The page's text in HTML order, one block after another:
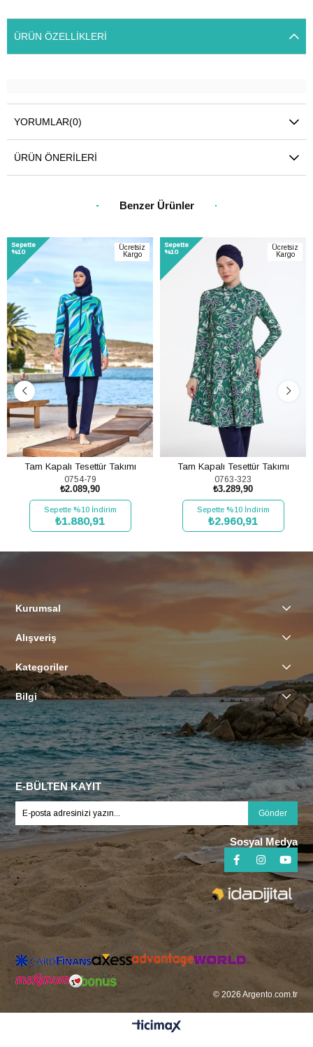
ÜRÜN ÖZELLIKLERI
YORUMLAR(0)
ÜRÜN ÖNERILERI
Benzer Ürünler
Sepette
%10
Ücretsiz
Kargo
Tam Kapalı Tesettür Takımı
0754-79
₺2.089,90
Sepette %10 İndirim
₺1.880,91
SEPETE EKLE
Sepette
%10
Ücretsiz
Kargo
Tam Kapalı Tesettür Takımı
0763-323
₺3.289,90
Sepette %10 İndirim
₺2.960,91
SEPETE EKLE
Kurumsal
Alışveriş
Kategoriler
Bilgi
E-BÜLTEN KAYIT
Gönder
Sosyal Medya
© 2026 Argento.com.tr